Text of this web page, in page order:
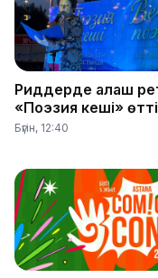
Риддерде алғаш
«Поэзия кеші» өтті
Бүгін, 12:40